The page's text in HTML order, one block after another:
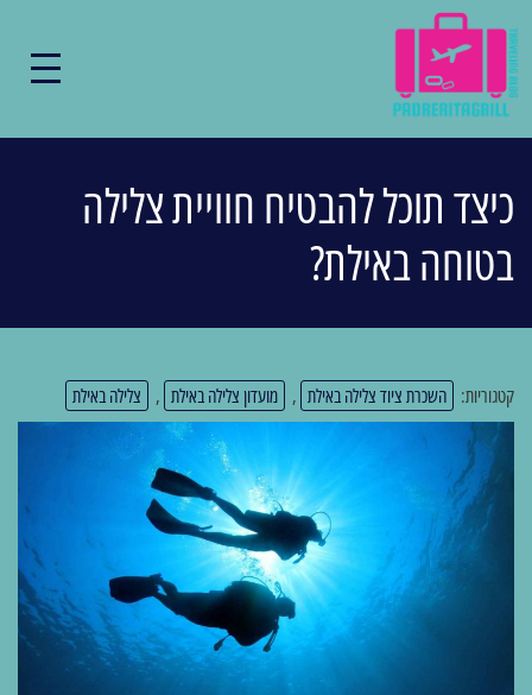
כיצד תוכל להבטיח חוויית צלילה
בטוחה באילת?
קטגוריות: השכרת ציוד צלילה באילת , מועדון צלילה באילת , צלילה באילת